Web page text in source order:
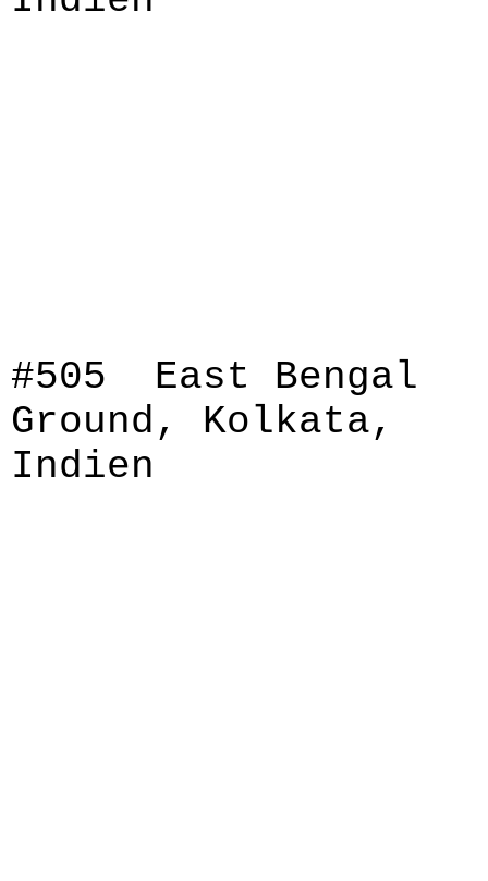
#505 East Bengal
Ground, Kolkata,
Indien